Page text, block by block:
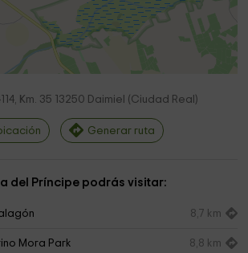
Km. 35 13250 Daimiel (Ciudad Real )
Generar ruta
del Príncipe podrás visitar:
8,7 km
Mora Park 8,8 km